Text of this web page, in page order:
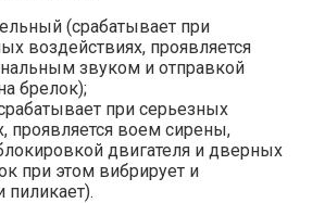
(срабатывает при
воздействиях, проявляется
звуком и отправкой
брелок);
при серьезных
проявляется воем сирены,
двигателя и дверных
при этом вибрирует и
пиликает).